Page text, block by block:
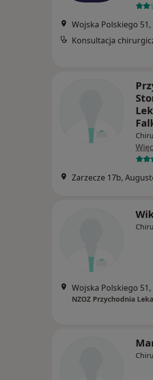
Wojska Polskiego
Konsultacja
Zarzecze 17b,
Wojska Polskiego
NZOZ Przychodnia